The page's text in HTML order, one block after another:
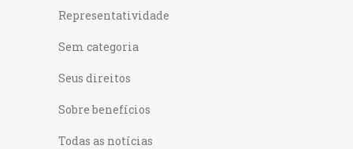
Representatividade
Sem categoria
Seus direitos
Sobre benefícios
Todas as notícias